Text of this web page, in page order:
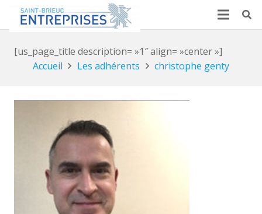
[us_page_title description= »1″ align= »center »]
Accueil
Les adhérents christophe genty